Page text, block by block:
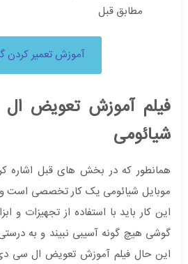
مطابق قبل
آموزش تعمیر کردن
فیلم آموزش تعویض
شیائومی
همانطور که در بخش های قبل اشاره
موبایل شیائومی یک کار تخصصی است و
این کار باید با استفاده از تجهیزات و
گوشی هیچ گونه آسیبی نبیند و به درستی
این حال فیلم آموزش تعویض ال سی